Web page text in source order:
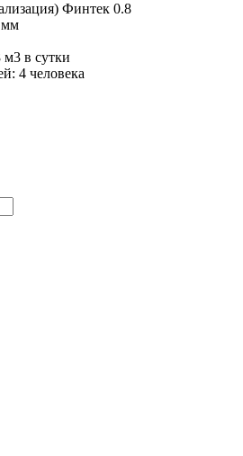
Финтек 0.8
мм
м3 в сутки
4 человека